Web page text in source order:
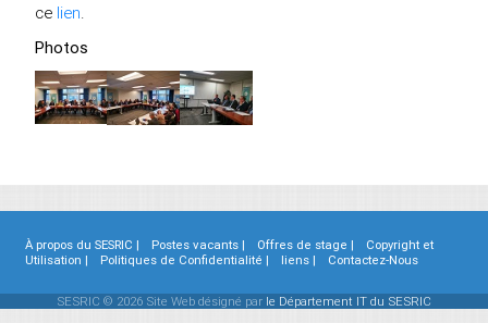
ce lien
Photos
À propos du SESRIC | Postes vacants | Offres de stage |
Copyright et
Utilisation |
Politiques de Confidentialité | liens | Contactez-Nous
SESRIC © 2026 Site Web désigné par le Département IT du SESRIC